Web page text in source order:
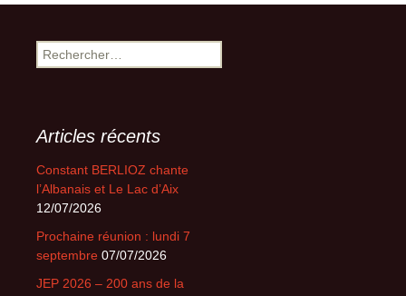
Rechercher :
Articles récents
Constant BERLIOZ chante
l’Albanais et Le Lac d’Aix
12/07/2026
Prochaine réunion : lundi 7
septembre 07/07/2026
JEP 2026 – 200 ans de la